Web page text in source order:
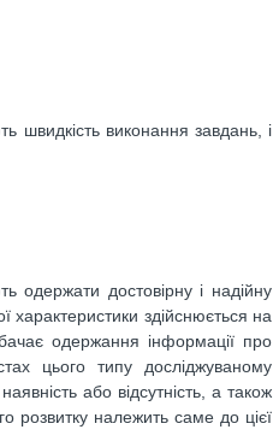
швидкість виконання завдань, і
одержати достовірну і надійну
характеристики здійснюється на
одержання інформації про
цього типу досліджуваному
або відсутність, а також
розвитку належить саме до цієї